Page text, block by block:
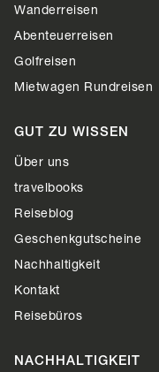
Wanderreisen
Abenteuerreisen
Golfreisen
Mietwagen Rundreisen
GUT ZU WISSEN
Über uns
travelbooks
Reiseblog
Geschenkgutscheine
Nachhaltigkeit
Kontakt
Reisebüros
NACHHALTIGKEIT